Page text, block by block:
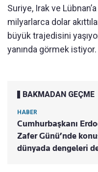
Suriye, Irak ve
milyarlarca dolar
büyük trajedisini
yanında görmek istiyor.
BAKMADAN GEÇME
HABER
Cumhurbaşkanı
Zafer Günü’nde
dünyada dengeleri